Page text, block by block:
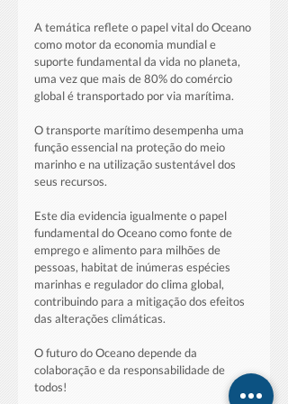
A temática reflete o papel vital do Oceano
como motor da economia mundial e
suporte fundamental da vida no planeta,
uma vez que mais de 80% do comércio
global é transportado por via marítima.
O transporte marítimo desempenha uma
função essencial na proteção do meio
marinho e na utilização sustentável dos
seus recursos.
Este dia evidencia igualmente o papel
fundamental do Oceano como fonte de
emprego e alimento para milhões de
pessoas, habitat de inúmeras espécies
marinhas e regulador do clima global,
contribuindo para a mitigação dos efeitos
das alterações climáticas.
O futuro do Oceano depende da
colaboração e da responsabilidade de
todos!